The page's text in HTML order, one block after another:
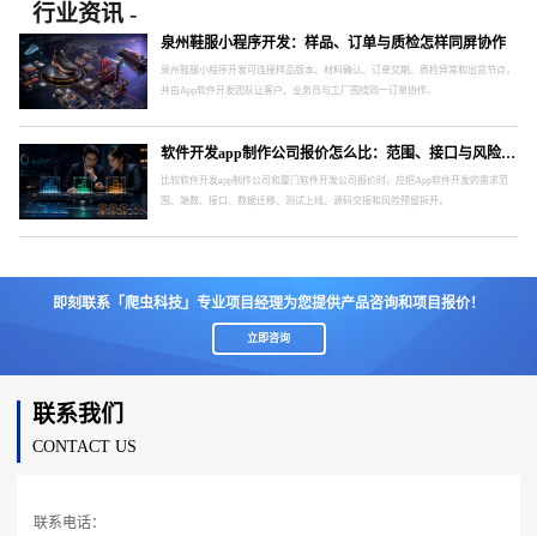
行业资讯 -
泉州鞋服小程序开发：样品、订单与质检怎样同屏协作
泉州鞋服小程序开发可连接样品版本、材料确认、订单交期、质检异常和出货节点，
并由App软件开发团队让客户、业务员与工厂围绕同一订单协作。
软件开发app制作公司报价怎么比：范围、接口与风险要分开
比较软件开发app制作公司和厦门软件开发公司报价时，应把App软件开发的需求范
围、端数、接口、数据迁移、测试上线、源码交接和风险预留拆开。
即刻联系「爬虫科技」专业项目经理为您提供产品咨询和项目报价！
立即咨询
联系我们
CONTACT US
联系电话：